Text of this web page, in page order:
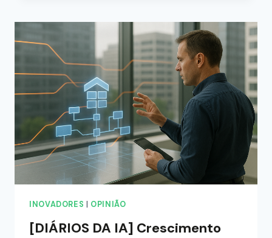
INOVADORES OPINIÃO
[DIÁRIOS DA IA] Crescimento